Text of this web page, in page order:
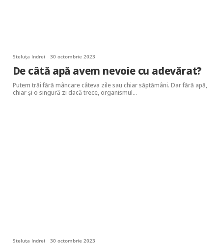
Steluța Indrei 30 octombrie 2023
De câtă apă avem nevoie cu adevărat?
Putem trăi fără mâncare câteva zile sau chiar săptămâni. Dar fără apă,
chiar și o singură zi dacă trece, organismul…
Steluța Indrei 30 octombrie 2023